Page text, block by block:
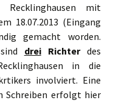
mit
18.07.2013 (Eingang
gemacht worden.
dreiRichterdes
in die
involviert. Eine
Schreiben erfolgt hier